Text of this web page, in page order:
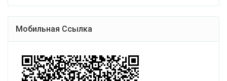
Мобильная Ссылка